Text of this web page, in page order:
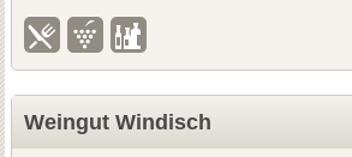
Weingut Windisch